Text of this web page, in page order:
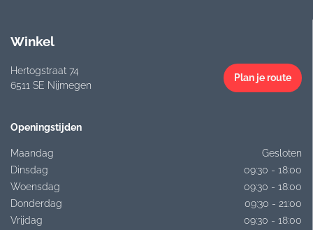
Winkel
Hertogstraat 74
6511 SE Nijmegen
Plan je route
Openingstijden
Maandag
Gesloten
Dinsdag
09:30 - 18:00
Woensdag
09:30 - 18:00
Donderdag
09:30 - 21:00
Vrijdag
09:30 - 18:00